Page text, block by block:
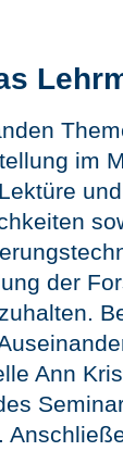
im
der
Ann